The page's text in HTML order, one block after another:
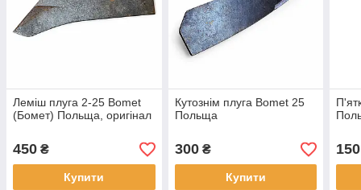
Леміш плуга 2-25 Bomet
(Бомет) Польща, оригінал
450 ₴
Купити
Кутознім плуга Bomet 25
Польща
300₴
Купити
150